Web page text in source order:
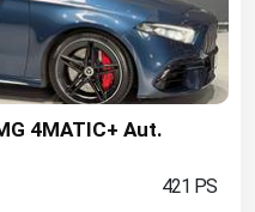
4MATIC+ Aut.
421 PS